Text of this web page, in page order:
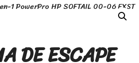
DE ESCAPE